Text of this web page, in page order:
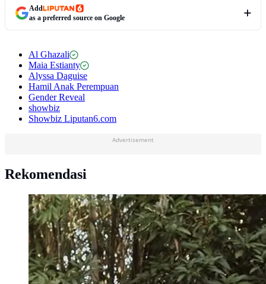
Add
as a preferred source on Google
Al Ghazali
Maia Estianty
Alyssa Daguise
Hamil Anak Perempuan
Gender Reveal
showbiz
Showbiz Liputan6.com
Advertisement
Rekomendasi